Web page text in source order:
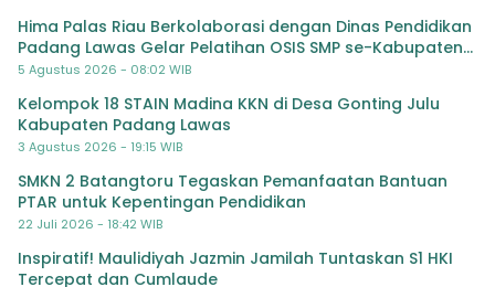
Hima Palas Riau Berkolaborasi dengan Dinas Pendidikan
Padang Lawas Gelar Pelatihan OSIS SMP se-Kabupaten
Padang Lawas
5 Agustus 2026 - 08:02 WIB
Kelompok 18 STAIN Madina KKN di Desa Gonting Julu
Kabupaten Padang Lawas
3 Agustus 2026 - 19:15 WIB
SMKN 2 Batangtoru Tegaskan Pemanfaatan Bantuan
PTAR untuk Kepentingan Pendidikan
22 Juli 2026 - 18:42 WIB
Inspiratif! Maulidiyah Jazmin Jamilah Tuntaskan S1 HKI
Tercepat dan Cumlaude